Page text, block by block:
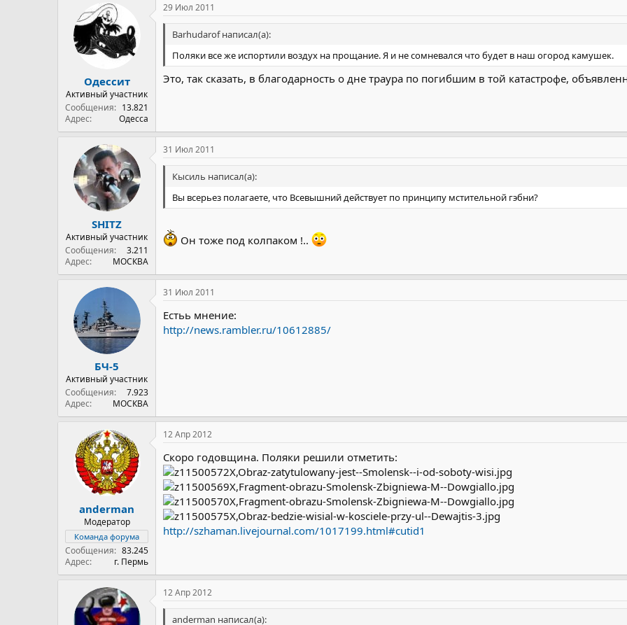
Одессит
Активный участник
Сообщения
13.821
Адрес
Одесса
29 Июл 2011
Barhudarof написал(а):
Поляки все же испортили воздух на прощание. Я и не сомневался что будет в наш огород камушек.
Это, так сказать, в благодарность о дне траура по погибшим в той катастрофе,
SHITZ
Активный участник
Сообщения
3.211
Адрес
МОСКВА
31 Июл 2011
Кысиль написал(а):
Вы всерьез полагаете, что Всевышний действует по принципу мстительной гэбни?
Он тоже под колпаком !..
БЧ-5
Активный участник
Сообщения
7.923
Адрес
МОСКВА
31 Июл 2011
Естьь мнение:
http://news.rambler.ru/10612885/
anderman
Модератор
Команда форума
Сообщения
83.245
Адрес
г. Пермь
12 Апр 2012
Скоро годовщина. Поляки решили отметить:
http://szhaman.livejournal.com/1017199.html#cutid1
12 Апр 2012
anderman написал(а):